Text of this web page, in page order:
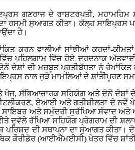
ਗਣਰਾਜ ਦੇ ਰਾਸ਼ਟਰਪਤੀ, ਮਹਾਮਹਿਮ
ਰਸਮੀ ਸੁਆਗਤ ਕੀਤਾ। ਕੱਲ੍ਹ ਸਾਇਪ੍ਰਸ
ਹੈ।
ਕਰਨ ਵਾਲੀਆਂ ਸਾਂਝੀਆਂ ਕਰਦਾਂ-
ਪਹਿਲਗਾਮ ਵਿੱਚ ਹੋਏ ਦਰਦਨਾਕ
ਦੇਸ਼ਾਂ ਦੀ ਮਜ਼ਬੂਤ ਪ੍ਰਤੀਬੱਧਤਾ ਨੂੰ
ਨਾਲ ਜੁੜੇ ਮਾਮਲਿਆਂ ਦੇ ਸ਼ਾਂਤੀਪੂਰਣ
ਖੋਜ, ਸੱਭਿਆਚਾਰਕ ਸਹਿਯੋਗ ਅਤੇ ਦੋਨੋਂ
ਏਆਈ ਅਤੇ ਗਤੀਸ਼ੀਲਤਾ ਦੇ ਨਵੇਂ
ਸਾਇਬਰ ਅਤੇ ਸਮੁੰਦਰੀ ਸੁਰੱਖਿਆ ਸੰਵਾਦ
ਦੁਵੱਲੇ ਰੱਖਿਆ ਸਹਿਯੋਗ ਪ੍ਰੋਗਰਾਮ ਦੀ
ਦੀ ਸਥਾਪਨਾ ਦਾ ਸੁਆਗਤ
ਕੌਰੀਡੋਰ (ਆਈਐੱਮਈਸੀ) ਖੇਤਰ ਵਿੱਚ